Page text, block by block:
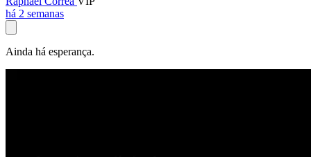
há 2 semanas
Ainda há esperança.